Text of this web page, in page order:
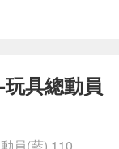
具總動員